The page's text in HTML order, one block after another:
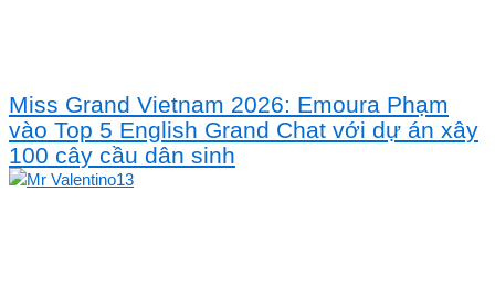
Miss Grand Vietnam 2026: Emoura Phạm
vào Top 5 English Grand Chat với dự án xây
100 cây cầu dân sinh